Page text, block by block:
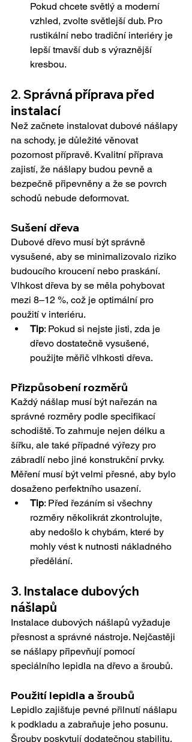
Pokud chcete světlý a moderní
vzhled, zvolte světlejší dub. Pro
rustikální nebo tradiční interiéry je
lepší tmavší dub s výraznější
kresbou.
2. Správná příprava před
instalací
Než začnete instalovat dubové nášlapy
na schody, je důležité věnovat
pozornost přípravě. Kvalitní příprava
zajistí, že nášlapy budou pevně a
bezpečně připevněny a že se povrch
schodů nebude deformovat.
Sušení dřeva
Dubové dřevo musí být správně
vysušené, aby se minimalizovalo riziko
budoucího kroucení nebo praskání.
Vlhkost dřeva by se měla pohybovat
mezi 8–12 %, což je optimální pro
použití v interiéru.
Tip: Pokud si nejste jisti, zda je
dřevo dostatečně vysušené,
použijte měřič vlhkosti dřeva.
Přizpůsobení rozměrů
Každý nášlap musí být nařezán na
správné rozměry podle specifikací
schodiště. To zahrnuje nejen délku a
šířku, ale také případné výřezy pro
zábradlí nebo jiné konstrukční prvky.
Měření musí být velmi přesné, aby bylo
dosaženo perfektního usazení.
Tip: Před řezáním si všechny
rozměry několikrát zkontrolujte,
aby nedošlo k chybám, které by
mohly vést k nutnosti nákladného
předělání.
3. Instalace dubových
nášlapů
Instalace dubových nášlapů vyžaduje
přesnost a správné nástroje. Nejčastěji
se nášlapy připevňují pomocí
speciálního lepidla na dřevo a šroubů.
Použití lepidla a šroubů
Lepidlo zajišťuje pevné přilnutí nášlapu
k podkladu a zabraňuje jeho posunu.
Šrouby poskytují dodatečnou stabilitu.